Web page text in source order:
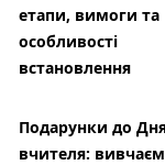
етапи, вимоги та
особливості
встановлення
Подарунки до
вчителя: